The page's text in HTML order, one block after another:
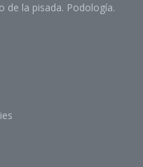
de la pisada. Podología.